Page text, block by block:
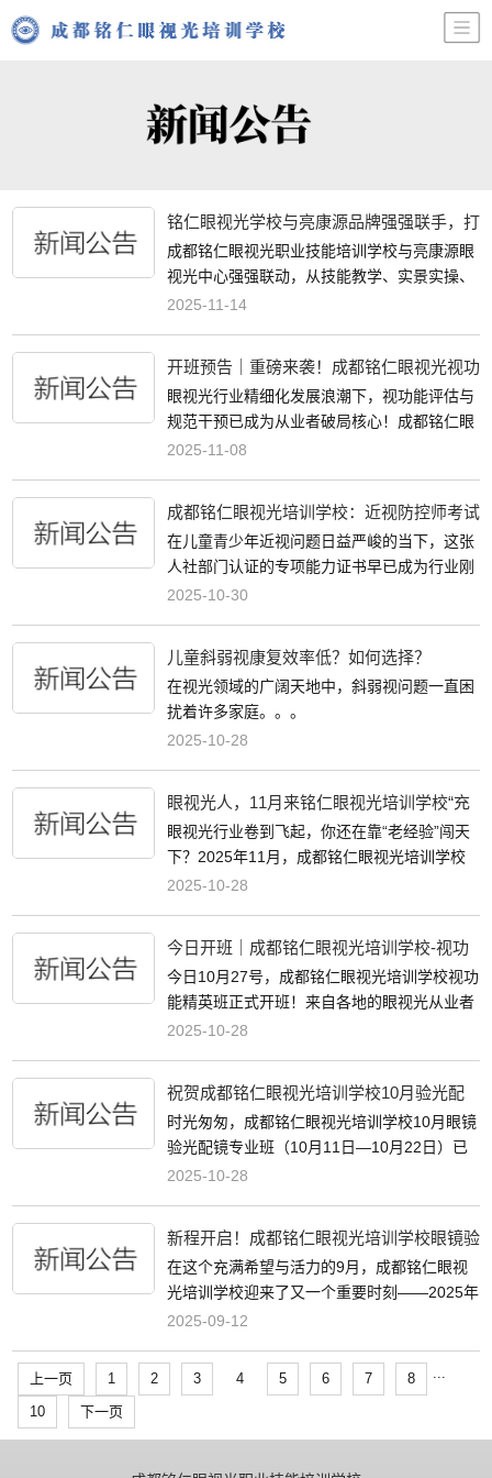
铭仁眼视光学校与亮康源品牌强强联手，打
造眼视光行业新生态
成都铭仁眼视光职业技能培训学校与亮康源眼
视光中心强强联动，从技能教学、实景实操、
品牌使用到货源供给，为眼视光行业创业人员
2025-11-14
开班预告｜重磅来袭！成都铭仁眼视光视功
能专项高阶班限时开启
眼视光行业精细化发展浪潮下，视功能评估与
规范干预已成为从业者破局核心！成都铭仁眼
视光培训学校视功能专项高阶班，11月24
2025-11-08
成都铭仁眼视光培训学校：近视防控师考试
开考，这张人社认证的"黄金证书"，眼视光
人必冲
在儿童青少年近视问题日益严峻的当下，这张
人社部门认证的专项能力证书早已成为行业刚
需，今天就为大家彻底讲透它的核心价值！
2025-10-30
儿童斜弱视康复效率低？如何选择？
在视光领域的广阔天地中，斜弱视问题一直困
扰着许多家庭。。。
2025-10-28
眼视光人，11月来铭仁眼视光培训学校“充
电”！这波课程直接把竞争力拉满！
眼视光行业卷到飞起，你还在靠“老经验”闯天
下？2025年11月，成都铭仁眼视光培训学校
带着能落地、能提效、能突破的线下课程来
2025-10-28
今日开班｜成都铭仁眼视光培训学校-视功
能精英班：10年+师资、实战教学，助你精
进视功能技术
今日10月27号，成都铭仁眼视光培训学校视功
能精英班正式开班！来自各地的眼视光从业者
齐聚一堂，带着对专业提升的渴望开启学习之
2025-10-28
祝贺成都铭仁眼视光培训学校10月验光配
镜班顺利结业！11月班席位火热预定中
时光匆匆，成都铭仁眼视光培训学校10月眼镜
验光配镜专业班（10月11日—10月22日）已
圆满落幕，全体学员顺利结业！
2025-10-28
新程开启！成都铭仁眼视光培训学校眼镜验
光配镜专业班今日开班
在这个充满希望与活力的9月，成都铭仁眼视
光培训学校迎来了又一个重要时刻——2025年
9月10号，眼镜验光配镜专业班正式开班！这
行业注入新鲜血液的高光时刻。。。
2025-09-12
上一页 1 2 3 4 5 6 7 8
10 下一页